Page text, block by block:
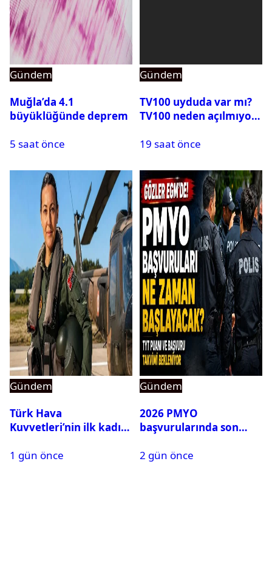
Gündem
Muğla’da 4.1
büyüklüğünde deprem
5 saat önce
Gündem
TV100 uyduda var mı?
TV100 neden açılmıyor?
19 saat önce
Gündem
Türk Hava
Kuvvetleri’nin ilk kadın
Karapınar hakkında
1 gün önce
Gündem
2026 PMYO
başvurularında son
2 gün önce